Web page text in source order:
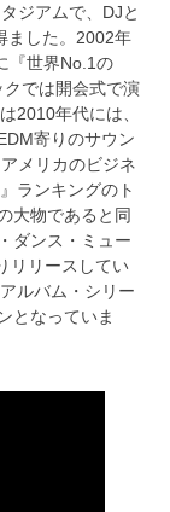
ジアムで、DJと
ました。2002年
『世界No.1の
では開会式で演
2010年代には、
寄りのサウン
メリカのビジネ
ランキングのト
大物であると同
ダンス・ミュー
リリースしてい
ルバム・シリー
となっていま